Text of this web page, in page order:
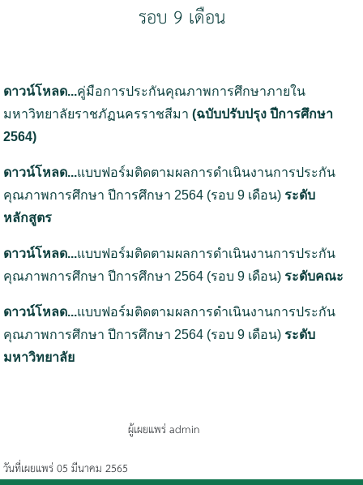
รอบ 9 เดือน
ดาวน์โหลด...คู่มือการประกันคุณภาพการศึกษาภายใน
มหาวิทยาลัยราชภัฏนครราชสีมา(ฉบับปรับปรุง ปีการศึกษา
2564)
ดาวน์โหลด...แบบฟอร์มติดตามผลการดำเนินงานการประกัน
คุณภาพการศึกษา ปีการศึกษา 2564 (รอบ 9 เดือน) ระดับ
หลักสูตร
ดาวน์โหลด...แบบฟอร์มติดตามผลการดำเนินงานการประกัน
คุณภาพการศึกษา ปีการศึกษา 2564 (รอบ 9 เดือน) ระดับคณะ
ดาวน์โหลด...แบบฟอร์มติดตามผลการดำเนินงานการประกัน
คุณภาพการศึกษา ปีการศึกษา 2564 (รอบ 9 เดือน) ระดับ
มหาวิทยาลัย
วันที่เผยแพร่ 05 มีนาคม 2565
ผู้เผยแพร่ admin